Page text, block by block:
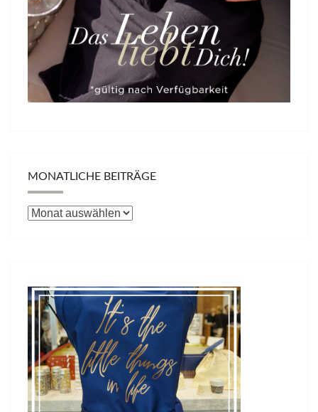
MONATLICHE BEITRÄGE
Monatliche